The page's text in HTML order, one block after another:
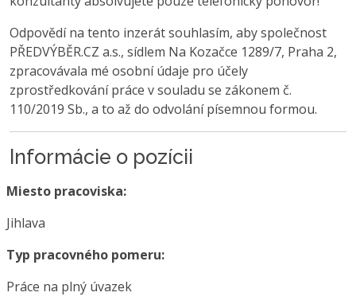
Odpovědí na tento inzerát souhlasím, aby společnost
PŘEDVÝBĚR.CZ a.s., sídlem Na Kozačce 1289/7, Praha 2,
zpracovávala mé osobní údaje pro účely
zprostředkování práce v souladu se zákonem č.
110/2019 Sb., a to až do odvolání písemnou formou.
Informácie o pozícii
Miesto pracoviska:
Jihlava
Typ pracovného pomeru:
Práce na plný úvazek